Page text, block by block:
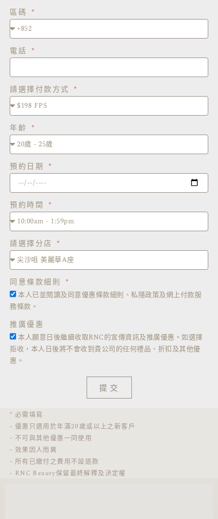
區碼
電話
請選擇付款方式
年齡
預約日期
預約時間
請選擇分店
同意條款細則
本人已並閱讀及同意優惠條款細則、私隱政策及網上付款服
務條款。
推廣優惠
本人願意日後繼續收取RNC的宣傳資訊及推廣優惠。如選擇
拒收，本人日後將不會收到貴公司的任何禮品、折扣及其他優
惠。
提交
* 必需填寫
- 優惠只適用於年滿20歲或以上之新客戶
- 不可與其他優惠一同使用
- 效果因人而異
- 所有已繳付之費用不設退款
- RNC Beauty保留最終解釋及決定權